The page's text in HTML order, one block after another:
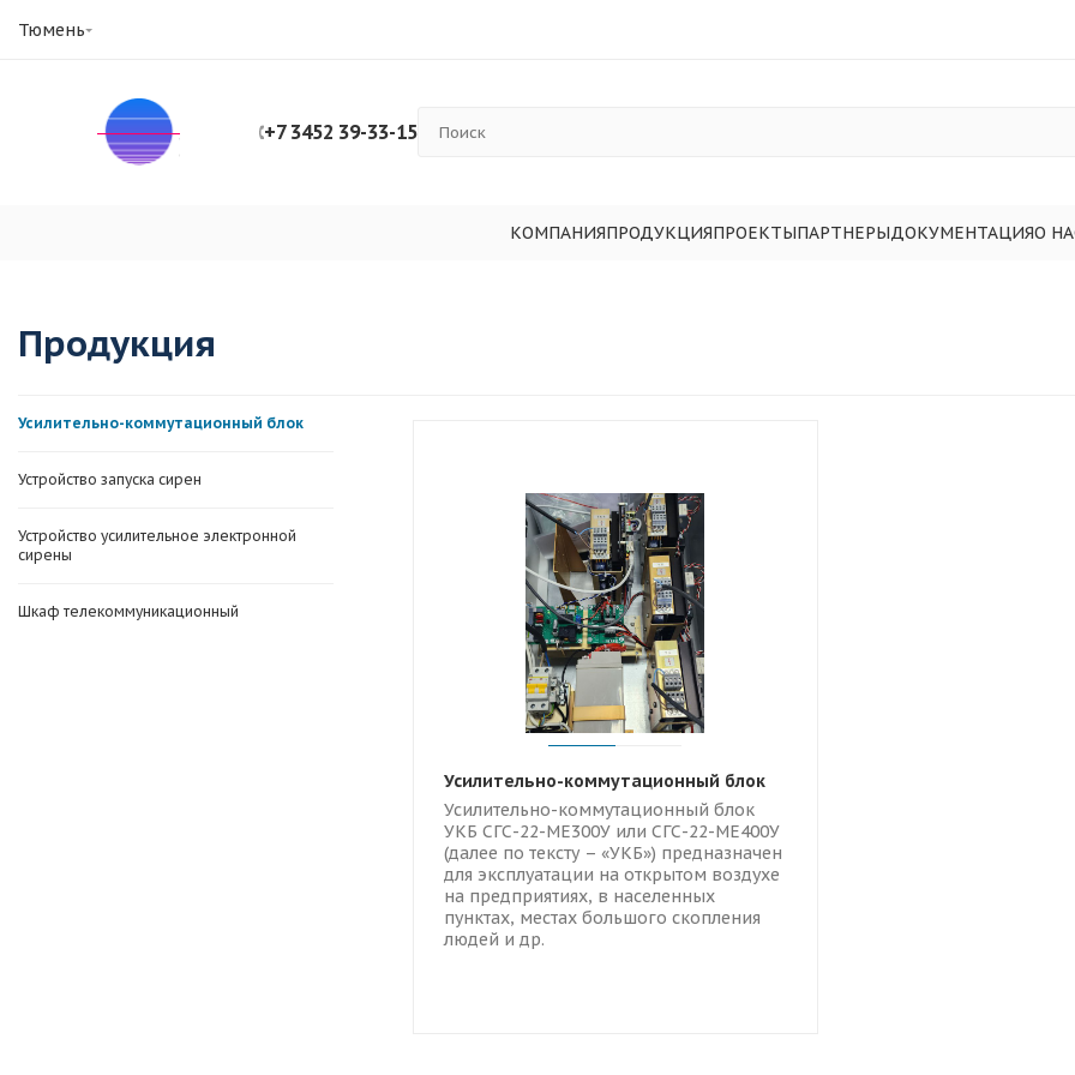
Тюмень
+7 3452 39-33-15
КОМПАНИЯПРОДУКЦИЯПРОЕКТЫПАРТНЕРЫДОКУМЕНТАЦИЯО
Продукция
Усилительно-коммутационный блок
Устройство запуска сирен
Устройство усилительное электронной
сирены
Шкаф телекоммуникационный
Усилительно-коммутационный блок
Усилительно-коммутационный блок
УКБ СГС-22-МЕ300У или СГС-22-МЕ400У
(далее по тексту – «УКБ») предназначен
для эксплуатации на открытом воздухе
на предприятиях, в населенных
пунктах, местах большого скопления
людей и др.